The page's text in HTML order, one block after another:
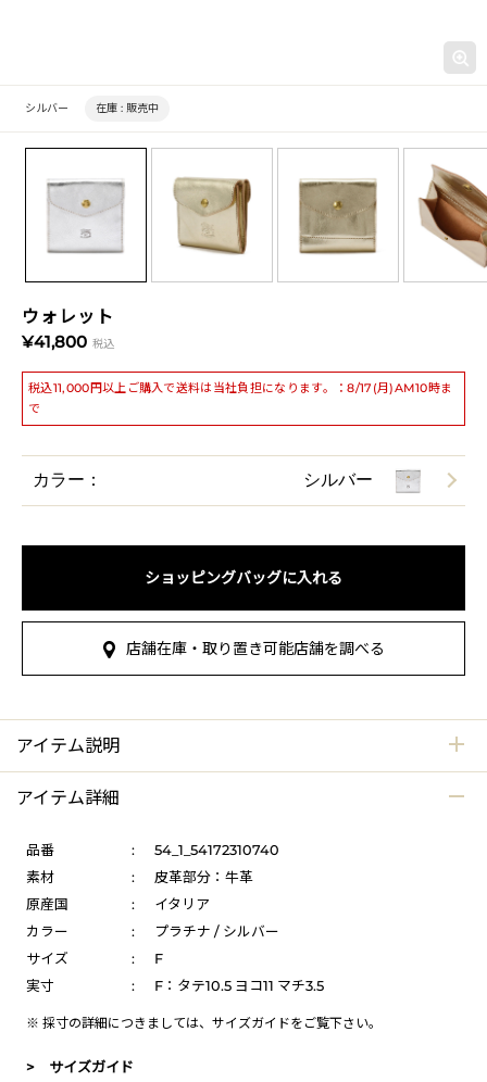
ウォレット
¥41,800 税込
税込11,000円以上ご購入で送料は当社負担になります。：8/17(月)AM10時ま
で
シルバー 在庫 : 販売中
カラー： シルバー
ショッピングバッグに入れる
店舗在庫・取り置き可能店舗を調べる
アイテム説明
アイテム詳細
品番 :
54_1_54172310740
素材
:
皮革部分：牛革
原産国
:
イタリア
カラー
:
プラチナ / シルバー
サイズ
:
F
実寸
: F：タテ10.5 ヨコ11 マチ3.5
※ 採寸の詳細につきましては、 サイズガイドをご覧下さい。
> サイズガイド